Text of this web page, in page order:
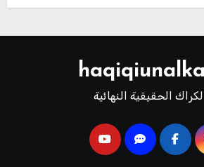
الحقيقية النهائية